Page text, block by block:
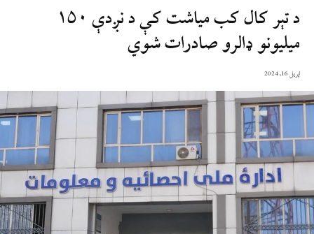
د تېر کال کب میاشت کې د نږدې ۱۵۰
میلیونو ډالرو صادرات شوي
اپریل 16, 2024